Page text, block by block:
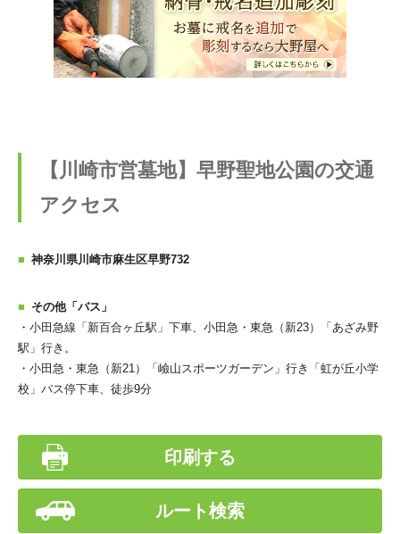
【川崎市営墓地】早野聖地公園の交通
アクセス
神奈川県川崎市麻生区早野732
その他「バス」
・小田急線「新百合ヶ丘駅」下車、小田急・東急（新23）「あざみ野
駅」行き。
・小田急・東急（新21）「嶮山スポーツガーデン」行き「虹が丘小学
校」バス停下車、徒歩9分
印刷する
ルート検索